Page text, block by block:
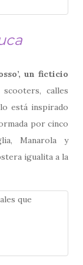
un ficticio
calles
está inspirado
por cinco
Manarola y
igualita a la